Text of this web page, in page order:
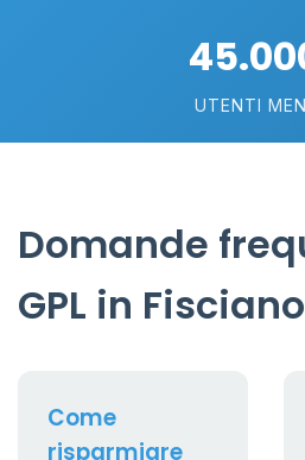
UTENTI
Domande
GPL in Fisciano
Come
risparmiare